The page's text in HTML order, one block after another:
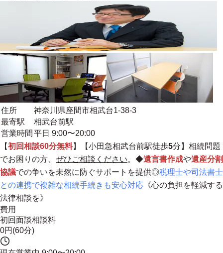
住所
神奈川県座間市相武台1-38-3
最寄駅
相武台前駅
営業時間 平日 9:00〜20:00
【初回相談60分無料】【小田急相武台前駅徒歩5分】相続問題
でお困りの方、 ぜひご相談ください。◆遺言書作成や遺産分割
協議での争いを未然に防ぐサポートを提供◎税理士や司法書士
との連携で複雑な相続手続きも安心対応 《心の負担を軽減する
法律相談を》
費用
初回面談相談料
0円(60分)